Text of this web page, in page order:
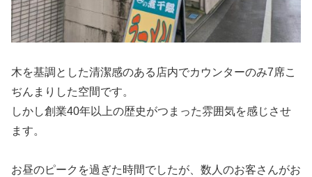
木を基調とした清潔感のある店内でカウンターのみ7席こ
ぢんまりした空間です。
しかし創業40年以上の歴史がつまった雰囲気を感じさせ
ます。
お昼のピークを過ぎた時間でしたが、数人のお客さんがお